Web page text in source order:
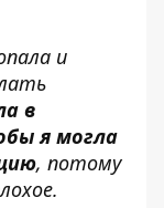
и
в
я могла
, потому